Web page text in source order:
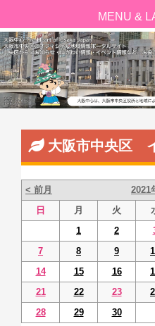
大阪市中央区
< 前月 2021
日
月 火
1
2
7
8 9
14
15 16
21
22 23
28
29 30